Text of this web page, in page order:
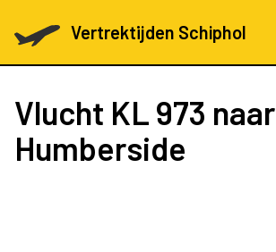
Vertrektijden Schiphol
Vlucht KL 973 naar
Humberside